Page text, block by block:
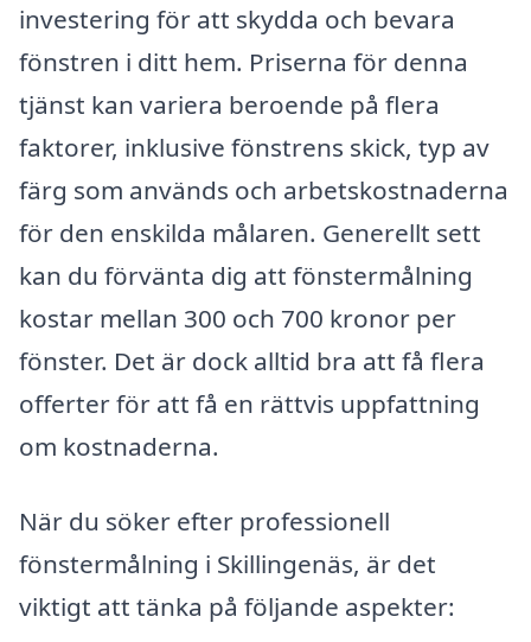
investering för att skydda och bevara
fönstren i ditt hem. Priserna för denna
tjänst kan variera beroende på flera
faktorer, inklusive fönstrens skick, typ av
färg som används och arbetskostnaderna
för den enskilda målaren. Generellt sett
kan du förvänta dig att fönstermålning
kostar mellan 300 och 700 kronor per
fönster. Det är dock alltid bra att få flera
offerter för att få en rättvis uppfattning
om kostnaderna.
När du söker efter professionell
fönstermålning i Skillingenäs, är det
viktigt att tänka på följande aspekter: